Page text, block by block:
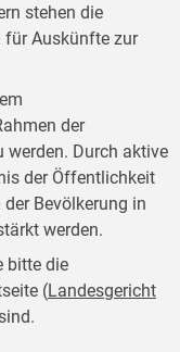
stehen die
für Auskünfte zur
der
werden. Durch aktive
der Öffentlichkeit
Bevölkerung in
werden.
bitte die
(Landesgericht